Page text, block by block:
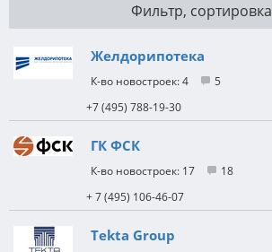
Фильтр, сортировка
Желдорипотека
4
5
+7 (495) 788-19-30
ГК ФСК
17
18
+ 7 (495) 106-46-07
Tekta Group